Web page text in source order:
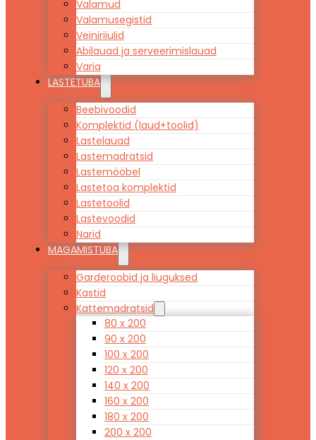
Valamud
Valamusegistid
Veiniriiulid
Abilauad ja serveerimislauad
Varia
LASTETUBA
Beebivoodid
Komplektid (laud+toolid)
Lastelauad
Lastemadratsid
Lastemööbel
Lastetoa komplektid
Lastetoolid
Lastevoodid
Narid
MAGAMISTUBA
Garderoobid ja liuguksed
Kastid
Kattemadratsid
80 x 200
90 x 200
100 x 200
120 x 200
140 x 200
160 x 200
180 x 200
200 x 200